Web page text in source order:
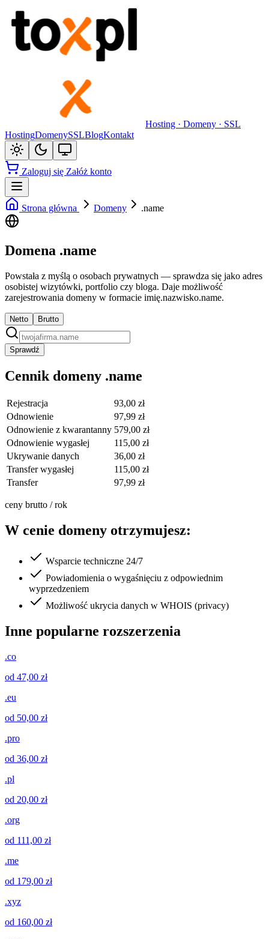
Hosting · Domeny · SSL
HostingDomenySSLBlogKontakt
Zaloguj się Załóż konto
Strona główna Domeny .name
Domena .name
Powstała z myślą o osobach prywatnych — sprawdza się jako adres
osobistej wizytówki, portfolio czy bloga. Daje możliwość
zarejestrowania domeny w formacie imię.nazwisko.name.
Netto Brutto
Sprawdź
Cennik domeny .name
Rejestracja
93,00 zł
Odnowienie
97,99 zł
Odnowienie z kwarantanny 579,00 zł
Odnowienie wygasłej
115,00 zł
Ukrywanie danych
36,00 zł
Transfer wygasłej
115,00 zł
Transfer
97,99 zł
ceny brutto / rok
W cenie domeny otrzymujesz:
Wsparcie techniczne 24/7
Powiadomienia o wygaśnięciu z odpowiednim
wyprzedzeniem
Możliwość ukrycia danych w WHOIS (privacy)
Inne popularne rozszerzenia
.co
od 47,00 zł
.eu
od 50,00 zł
.pro
od 36,00 zł
.pl
od 20,00 zł
.org
od 111,00 zł
.me
od 179,00 zł
.xyz
od 160,00 zł